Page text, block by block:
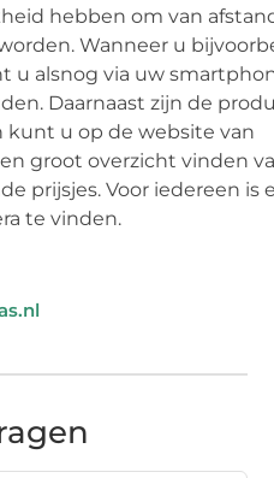
hebben om van
Wanneer u
u alsnog via uw
Daarnaast zijn de
kunt u op de website van
groot overzicht vinden
prijsjes. Voor iedereen is
te vinden.